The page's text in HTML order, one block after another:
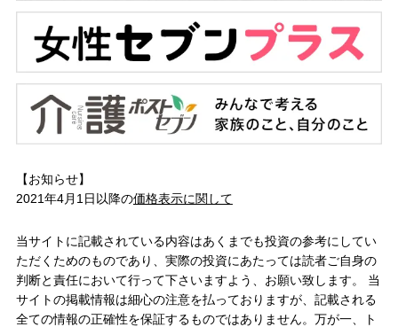
【お知らせ】
2021年4月1日以降の価格表示に関して
当サイトに記載されている内容はあくまでも投資の参考にしてい
ただくためのものであり、実際の投資にあたっては読者ご自身の
判断と責任において行って下さいますよう、お願い致します。 当
サイトの掲載情報は細心の注意を払っておりますが、記載される
全ての情報の正確性を保証するものではありません。万が一、ト